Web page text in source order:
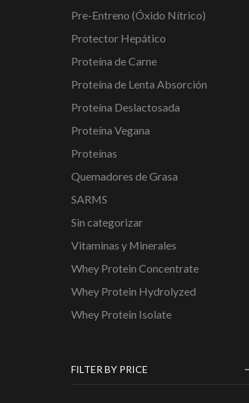
Pre-Entreno (Óxido Nítrico)
Protector Hepático
Proteína de Carne
Proteína de Lenta Absorción
Proteína Deslactosada
Proteína Vegana
Proteínas
Quemadores de Grasa
SARMS
Sin categorizar
Vitaminas y Minerales
Whey Protein Concentrate
Whey Protein Hydrolyzed
Whey Protein Isolate
FILTER BY PRICE